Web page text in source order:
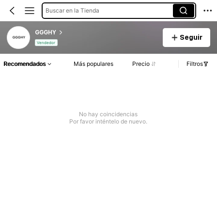
Buscar en la Tienda
GGGHY
Vendedor
Seguir
Recomendados Más populares Precio Filtros
No hay coincidencias
Por favor inténtelo de nuevo.